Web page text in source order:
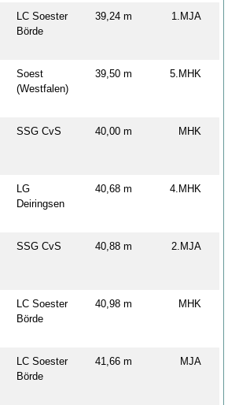
LC Soester
Börde
39,24 m 1.MJA
Soest
(Westfalen)
39,50 m 5.MHK
SSG CvS 40,00 m MHK
LG
Deiringsen
40,68 m 4.MHK
SSG CvS 40,88 m 2.MJA
LC Soester
Börde
40,98 m MHK
LC Soester
Börde
41,66 m MJA